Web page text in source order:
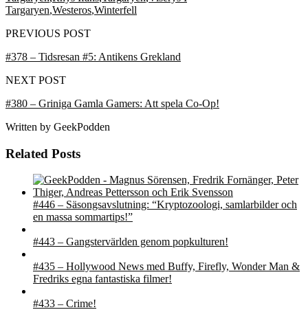
Targaryen,Westeros,Winterfell
PREVIOUS POST
#378 – Tidsresan #5: Antikens Grekland
NEXT POST
#380 – Griniga Gamla Gamers: Att spela Co-Op!
Written by GeekPodden
Related Posts
#446 – Säsongsavslutning: “Kryptozoologi, samlarbilder och
en massa sommartips!”
#443 – Gangstervärlden genom popkulturen!
#435 – Hollywood News med Buffy, Firefly, Wonder Man &
Fredriks egna fantastiska filmer!
#433 – Crime!